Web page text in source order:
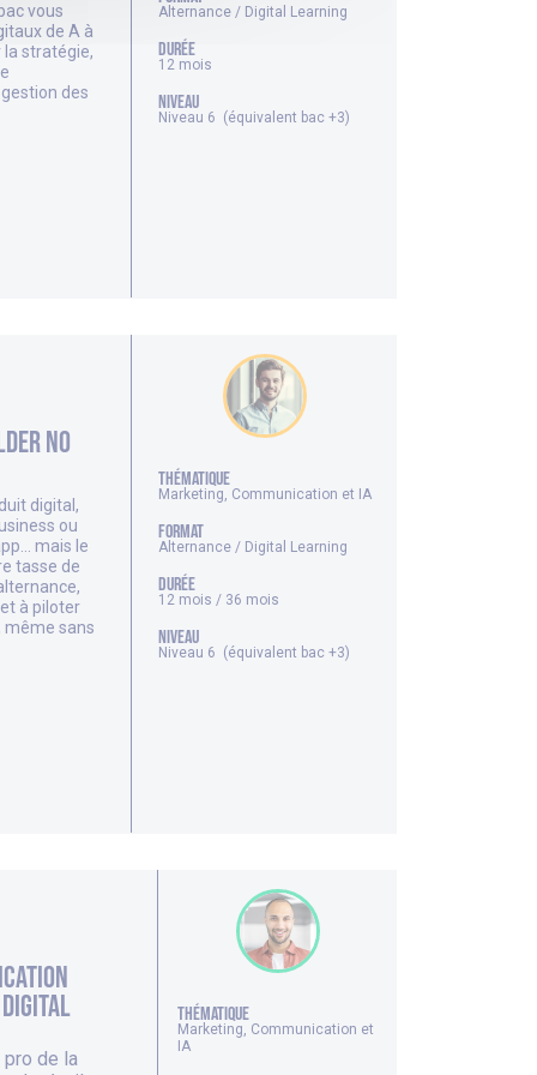
vous
de A à
la stratégie,
des
Alternance / Digital Learning
DURÉE
12 mois
NIVEAU
Niveau 6 (équivalent bac +3)
No
digital,
ou
mais le
tasse de
à piloter
même sans
thématique
Marketing, Communication et IA
FORMAT
Alternance / Digital Learning
DURÉE
12 mois / 36 mois
NIVEAU
Niveau 6 (équivalent bac +3)
de la
thématique
Marketing, Communication et
IA